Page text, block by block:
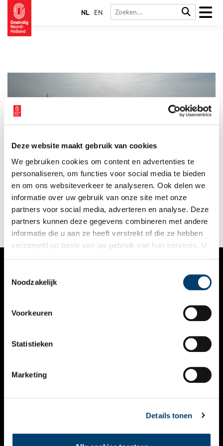
Deze website maakt gebruik van cookies
We gebruiken cookies om content en advertenties te
personaliseren, om functies voor social media te bieden
en om ons websiteverkeer te analyseren. Ook delen we
informatie over uw gebruik van onze site met onze
partners voor social media, adverteren en analyse. Deze
partners kunnen deze gegevens combineren met andere
informatie die u aan ze heeft verstrekt of die ze hebben
verzameld op basis van uw gebruik van hun services. U
Noodzakelijk
Voorkeuren
Statistieken
Marketing
Details tonen
NL EN
Tussen Den Helder en Texel drijft een onbewoond eiland. Geen
tropisch strand, waar je onder een palmboom van de
zonsondergang kunt genieten, maar een bijzonder
natuurgebied en broedplaats voor vogels en zeehonden.
Noorderhaaks, in de volksmond bekend als de Razende Bol, is
al eeuwenlang voortdurend in beweging.
VERHALEN
KALENDER
THEMA’S
VIDEO’S
CONTACT